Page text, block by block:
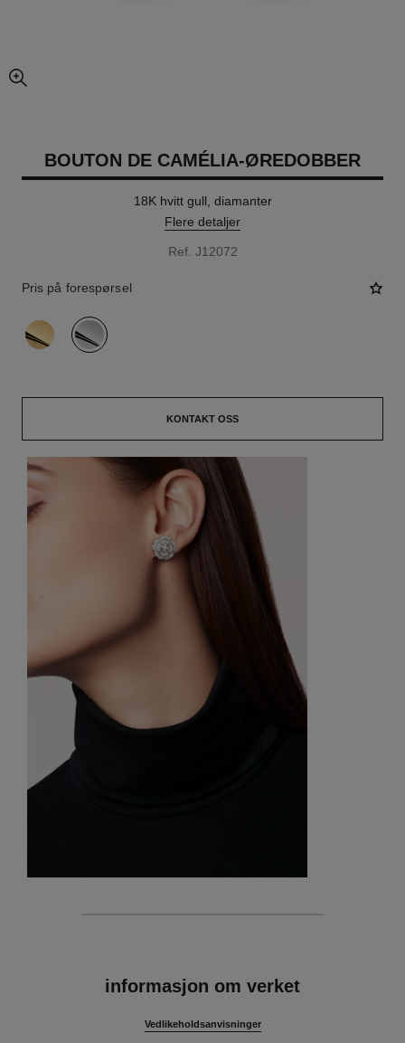
forstørret visning av bildet
BOUTON DE CAMÉLIA-ØREDOBBER
18K hvitt gull, diamanter
Flere detaljer
Ref. J12072
Pris på forespørsel
variant (2)
KONTAKT OSS
informasjon om verket
Vedlikeholdsanvisninger